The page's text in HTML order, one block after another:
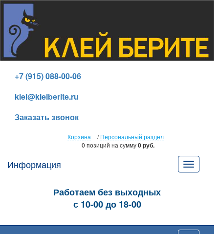
+7 (915) 088-00-06
klei@kleiberite.ru
Заказать звонок
Корзина /Персональный раздел
0 позиций на сумму0 руб.
Toggle
Информация
Работаем без выходных
с 10-00 до 18-00